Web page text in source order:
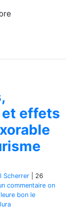
effets
Scherrer
26
commentaire on
bon le